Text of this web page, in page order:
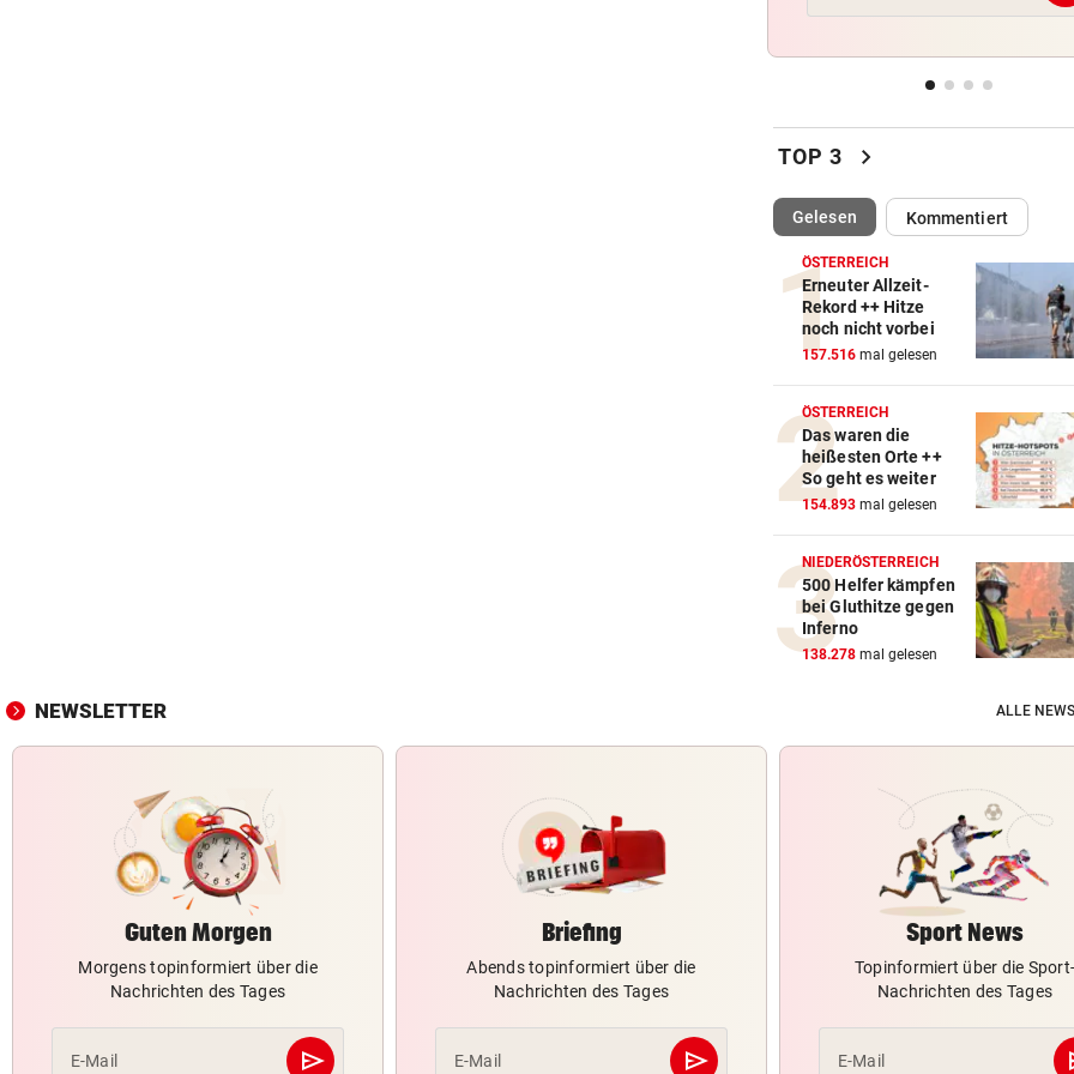
Reusser vor Ventoux-Etappe
Vinicius Jr. verlängert bei
Madrid bis 2032
UKRAINISCHER ANGRIFF?
Vor Oman havarierter Tanker:
Ölkatastrophe droht
„VERSTEHE ICH NICHT“ vor
ÖFB-Kicker Wimmer packt
TOP 3 chevron_right
Gelesen(ausgewählt)Kommentiert
ÖSTERREICH
Erneuter Allzeit-
Rekord ++ Hitze
noch nicht vorbei
157.516 mal gelesen
ÖSTERREICH
Das waren die
heißesten Orte ++
So geht es weiter
154.893 mal gelesen
NIEDERÖSTERREICH
500 Helfer kämpfen
bei Gluthitze gegen
Inferno
138.278 mal gelesen
NEWSLETTER ALLE
Guten Morgen
Morgens topinformiert über die
Nachrichten des Tages
E-Mail send
Abschicken
Briefing
Abends topinformiert über die
Nachrichten des Tages
E-Mail send
Abschicken
Sport News
Topinformiert über die Sport-
Nachrichten des Tages
E-Mail